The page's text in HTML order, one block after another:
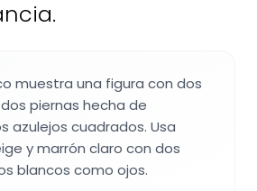
muestra una figura con dos
piernas hecha de
azulejos cuadrados. Usa
y marrón claro con dos
blancos como ojos.